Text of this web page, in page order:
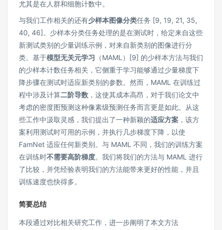
尤其是在人群和细胞计数中。
与我们工作相关的还有少样本图像分类任务 [9, 19, 21, 35,
40, 46]。少样本分类任务处理的是在测试时，给定来自这些
新测试类别的少量训练示例，对来自新类别的图像进行分
类。基于模型无关元学习 （MAML）[9] 的少样本方法与我们
的少样本计数任务相关，它侧重于学习能够通过少量梯度下
降步骤在测试时适应新类别的参数。然而，MAML 在训练过
程中涉及计算二阶导数 ，这使其成本高昂，对于我们论文中
考虑的密度图预测这种像素级预测任务而言更是如此。从这
些工作中汲取灵感，我们提出了一种新颖的适应方案 ，该方
案利用测试时可用的示例，并执行几步梯度下降，以使
FamNet 适应任何新类别。与 MAML 不同，我们的训练方案
在训练时不需要高阶梯度。我们将我们的方法与 MAML 进行
了比较，并凭经验表明我们的方法能带来更好的性能，并且
训练速度也快得多。
简要总结
本段通过对比相关研究工作，进一步阐明了本文方法